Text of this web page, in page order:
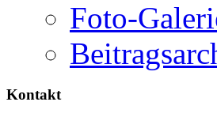
Foto-
Kontakt